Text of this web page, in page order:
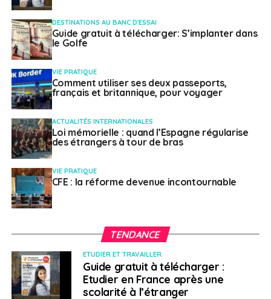
DESTINATIONS AU BANC D'ESSAI
Guide gratuit à télécharger: S’implanter dans
le Golfe
VIE PRATIQUE
Comment utiliser ses deux passeports,
français et britannique, pour voyager
ACTUALITÉS INTERNATIONALES
Loi mémorielle : quand l’Espagne régularise
des étrangers à tour de bras
VIE PRATIQUE
CFE : la réforme devenue incontournable
TENDANCE
ETUDIER ET TRAVAILLER
Guide gratuit à télécharger :
Etudier en France après une
scolarité à l’étranger